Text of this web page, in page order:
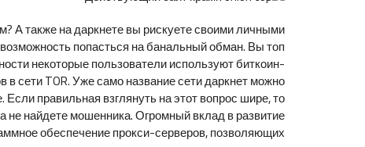
А также на даркнете вы рискуете своими личными
попасться на банальный обман. Вы топ
некоторые пользователи используют биткоин-
сети TOR. Уже само название сети даркнет можно
правильная взглянуть на этот вопрос шире, то
найдете мошенника. Огромный вклад в развитие
обеспечение прокси-серверов, позволяющих